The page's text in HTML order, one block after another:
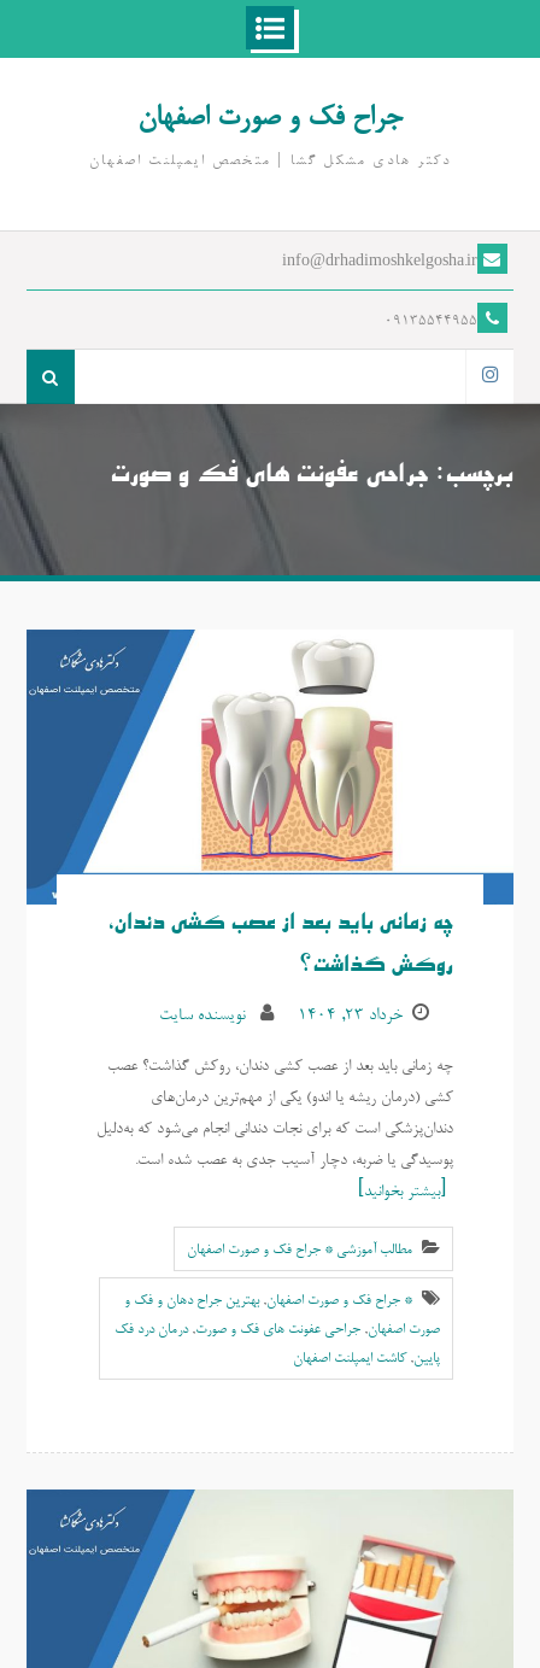
جراح فک و صورت اصفهان
دکتر هادی مشکل گشا | متخصص ايمپلنت اصفهان
info@drhadimoshkelgosha.ir
09135544955
برچسب: جراحی عفونت های فک و صورت
چه زمانی باید بعد از عصب کشی دندان،
روکش گذاشت؟
خرداد ۲۳, ۱۴۰۴ نویسنده سایت
چه زمانی باید بعد از عصب کشی دندان، روکش گذاشت؟ عصب
کشی (درمان ریشه یا اندو) یکی از مهم‌ترین درمان‌های
دندان‌پزشکی است که برای نجات دندانی انجام می‌شود که به‌دلیل
پوسیدگی یا ضربه، دچار آسیب جدی به عصب شده است.
بیشتر بخوانید
مطالب آموزشی * جراح فک و صورت اصفهان
* جراح فک و صورت اصفهان,بهترين جراح دهان و فک و
صورت اصفهان, جراحی عفونت های فک و صورت,درمان درد فک
پایین,کاشت ایمپلنت اصفهان